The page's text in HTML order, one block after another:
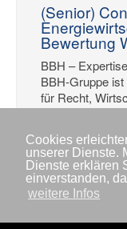
Cookies
unserer Dienste.
Dienste erklären
einverstanden,
weitere Infos
(Senior)
Bewertung
BBH –
BBH-Gruppe
für Recht,